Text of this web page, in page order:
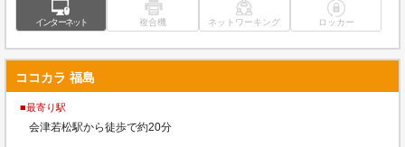
インターネット 複合機 ネットワーキング ロッカー
ココカラ 福島
■最寄り駅
会津若松駅から徒歩で約20分